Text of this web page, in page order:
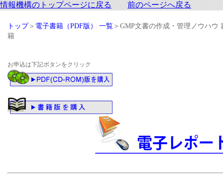
情報機構のトップページに戻る 前のページへ戻る
トップ＞ 電子書籍（PDF版） 一覧 ＞GMP文書の作成・管理ノウハウ
籍
お申込は下記ボタンをクリック